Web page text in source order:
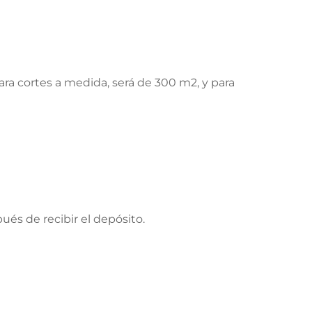
cortes a medida, será de 300 m2, y para
de recibir el depósito.